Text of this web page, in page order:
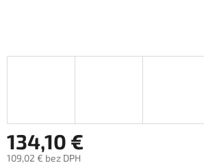
134,10 €
109,02 € bez DPH